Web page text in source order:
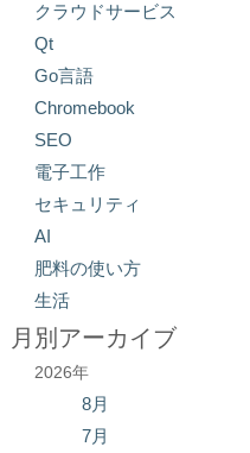
クラウドサービス
Qt
Go言語
Chromebook
SEO
電子工作
セキュリティ
AI
肥料の使い方
生活
月別アーカイブ
2026年
8月
7月